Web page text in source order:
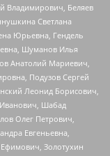
Владимирович, Беляев
Светлана
Юрьевна, Гендель
Шуманов Илья
Анатолий Мариевич,
Подузов Сергей
Леонид Борисович,
Шабад
Олег Петрович,
Евгеньевна,
Золотухин